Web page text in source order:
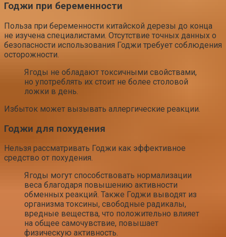
Годжи при беременности
Польза при беременности китайской дерезы до конца
не изучена специалистами. Отсутствие точных данных о
безопасности использования Годжи требует соблюдения
осторожности.
Ягоды не обладают токсичными свойствами,
но употреблять их стоит не более столовой
ложки в день.
Избыток может вызывать аллергические реакции.
Годжи для похудения
Нельзя рассматривать Годжи как эффективное
средство от похудения.
Ягоды могут способствовать нормализации
веса благодаря повышению активности
обменных реакций. Также Годжи выводят из
организма токсины, свободные радикалы,
вредные вещества, что положительно влияет
на общее самочувствие, повышает
физическую активность.